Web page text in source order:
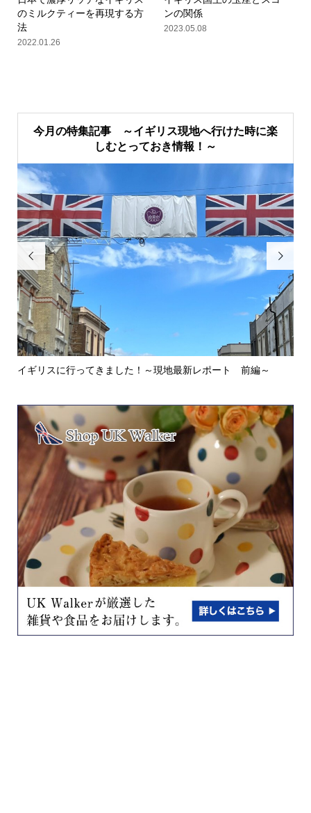
のミルクティーを再現する方
法
2022.01.26
ンの関係
2023.05.08
今月の特集記事 ～イギリス現地へ行けた時に楽
しむとっておき情報！～

イギリスに行ってきました！～現地最新レポート 前編～
